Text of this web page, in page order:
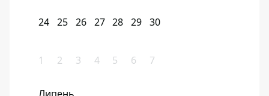
24 25 26 27 28 29 30
1 2 3 4 5 6 7